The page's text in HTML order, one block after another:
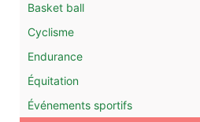
Basket ball
Cyclisme
Endurance
Équitation
Événements sportifs